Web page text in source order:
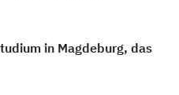
in Magdeburg, das